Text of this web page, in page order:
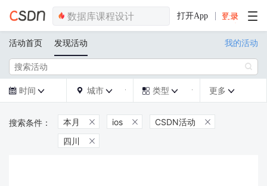
打开App
活动首页 发现活动 我的活动

 时间   城市   类型  更多 
本月  ios  CSDN活动 
四川 